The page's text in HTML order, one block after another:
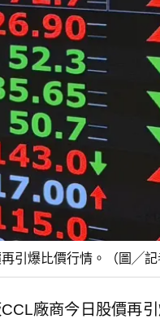
引爆比價行情。（圖╱記
廠商今日股價再引